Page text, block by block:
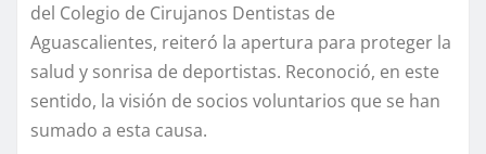
del Colegio de Cirujanos Dentistas de
Aguascalientes, reiteró la apertura para proteger la
salud y sonrisa de deportistas. Reconoció, en este
sentido, la visión de socios voluntarios que se han
sumado a esta causa.